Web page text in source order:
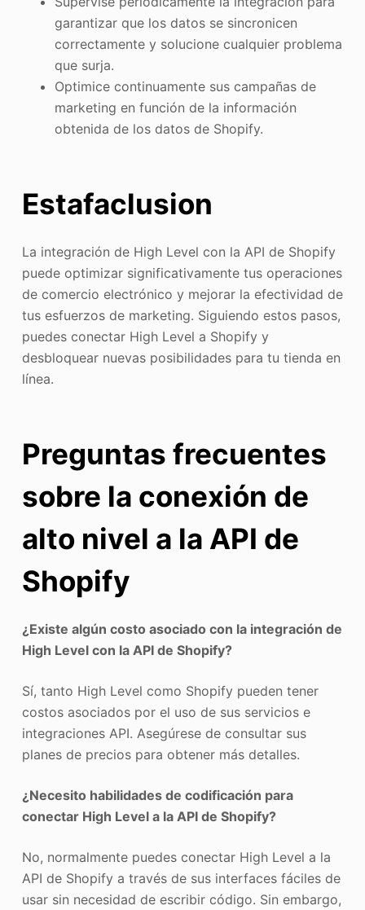
garantizar que los datos se sincronicen
correctamente y solucione cualquier problema
que surja.
Optimice continuamente sus campañas de
marketing en función de la información
obtenida de los datos de Shopify.
Estafaclusion
La integración de High Level con la API de Shopify
puede optimizar significativamente tus operaciones
de comercio electrónico y mejorar la efectividad de
tus esfuerzos de marketing. Siguiendo estos pasos,
puedes conectar High Level a Shopify y
desbloquear nuevas posibilidades para tu tienda en
línea.
Preguntas frecuentes
sobre la conexión de
alto nivel a la API de
Shopify
¿Existe algún costo asociado con la integración de
High Level con la API de Shopify?
Sí, tanto High Level como Shopify pueden tener
costos asociados por el uso de sus servicios e
integraciones API. Asegúrese de consultar sus
planes de precios para obtener más detalles.
¿Necesito habilidades de codificación para
conectar High Level a la API de Shopify?
No, normalmente puedes conectar High Level a la
API de Shopify a través de sus interfaces fáciles de
usar sin necesidad de escribir código. Sin embargo,